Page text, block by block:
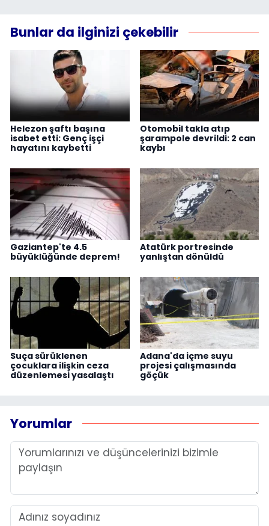
Bunlar da ilginizi çekebilir
Helezon şaftı başına
isabet etti: Genç işçi
hayatını kaybetti
Otomobil takla atıp
şarampole devrildi: 2 can
kaybı
Gaziantep'te 4.5
büyüklüğünde deprem!
Atatürk portresinde
yanlıştan dönüldü
Suça sürüklenen
çocuklara ilişkin ceza
düzenlemesi yasalaştı
Adana'da içme suyu
projesi çalışmasında
göçük
Yorumlar